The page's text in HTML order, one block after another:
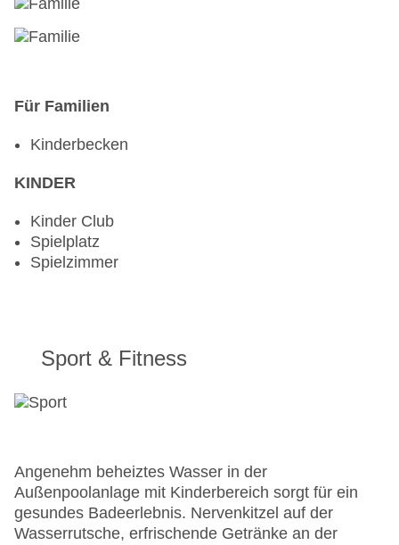
Für Familien
Kinderbecken
KINDER
Kinder Club
Spielplatz
Spielzimmer
Sport & Fitness
Angenehm beheiztes Wasser in der
Außenpoolanlage mit Kinderbereich sorgt für ein
gesundes Badeerlebnis. Nervenkitzel auf der
Wasserrutsche, erfrischende Getränke an der